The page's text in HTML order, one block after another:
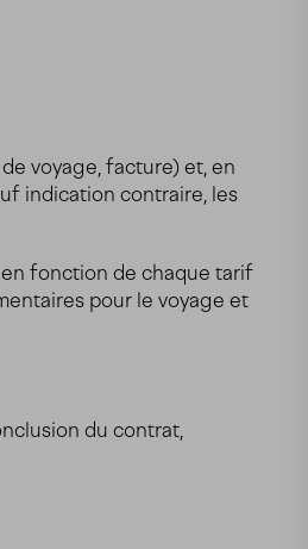
voyage, facture) et, en
indication contraire, les
fonction de chaque tarif
pour le voyage et
du contrat,